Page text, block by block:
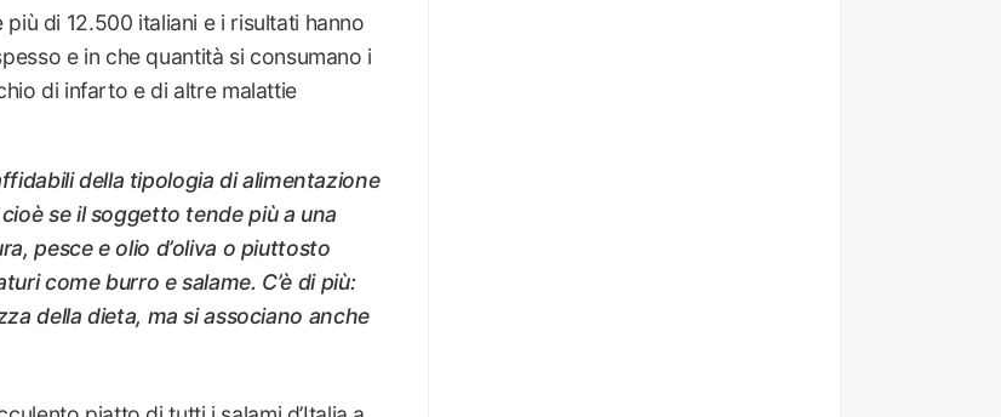
di 12.500 italiani e i risultati hanno
e in che quantità si consumano i
di infarto e di altre malattie
della tipologia di alimentazione
se il soggetto tende più a una
pesce e olio d’oliva o piuttosto
come burro e salame. C’è di più:
della dieta, ma si associano anche